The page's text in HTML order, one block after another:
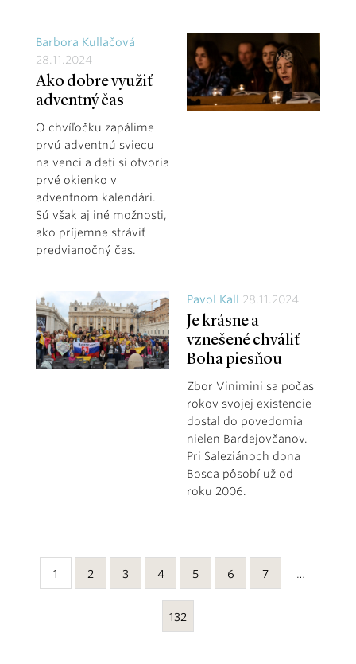
Barbora Kullačová
28.11.2024
Ako dobre využiť
adventný čas
O chvíľočku zapálime
prvú adventnú sviecu
na venci a deti si otvoria
prvé okienko v
adventnom kalendári.
Sú však aj iné možnosti,
ako príjemne stráviť
predvianočný čas.
Pavol Kall 28.11.2024
Je krásne a
vznešené chváliť
Boha piesňou
Zbor Vinimini sa počas
rokov svojej existencie
dostal do povedomia
nielen Bardejovčanov.
Pri Saleziánoch dona
Bosca pôsobí už od
roku 2006.
1 2 3 4 5 6 7 …
132